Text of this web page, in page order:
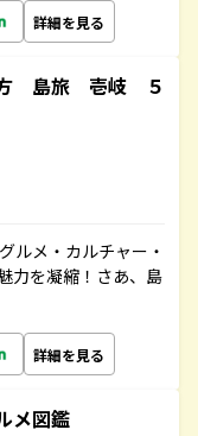
詳細を見る
方 島旅 壱岐 ５
ルメ・カルチャー・
力を凝縮！さあ、島
詳細を見る
メ図鑑